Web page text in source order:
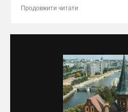
Продовжити читати